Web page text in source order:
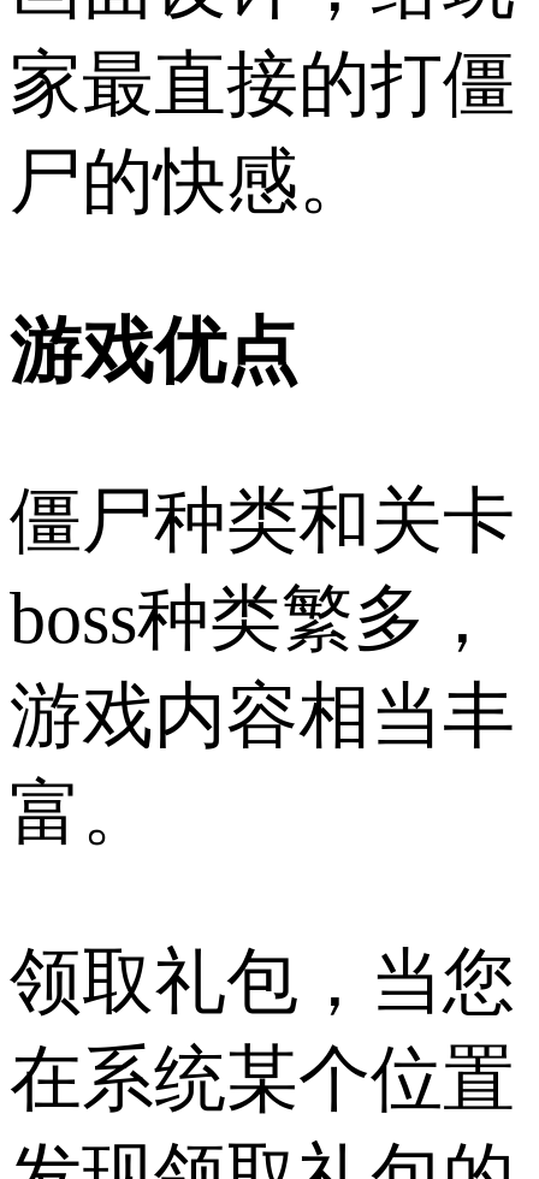
家最直接的打僵
尸的快感。
游戏优点
僵尸种类和关卡
boss种类繁多，
游戏内容相当丰
富。
领取礼包，当您
在系统某个位置